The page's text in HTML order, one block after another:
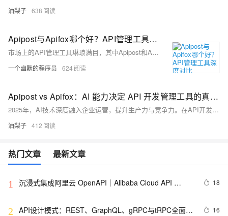
油梨子 638
Apipost与Apifox哪个好？API管理工具深度对比
市场上的API管理工具琳琅满目，其中Apipost和Apifox常被拿来比较，今天我将从技术架构、性能表现和实用性三个维度，深入剖析这两款工具的本质差异。
一个幽默的程序员 624
Apipost vs Apifox：AI 能力决定 API 开发管理工具的真正价值
2025年，AI技术深度融入企业运营，提升生产力与竞争力。在API开发工具领域，Apipost与Apifox在AI能力上有显著差异。Apipost实现AI全流程覆盖，从文档生成、测试、开发辅助到协作优化，大幅提升效率并降低维护成本；而Apifox主要聚焦文档优化，功能较基础。在团队协作、安全合规、企业适配等方面，Apipost亦表现更优，尤其适合追求高效、安全与全流程自动化的团队。
油梨子 412
热门文章 最新文章
1
沉浸式集成阿里云 OpenAPI｜Alibaba Cloud API
18
2 API设计模式：REST、GraphQL、gRPC与tRPC全面解
16